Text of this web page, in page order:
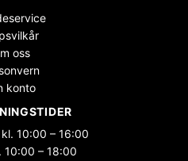
oss
konto
10:00 – 16:00
10:00 – 18:00